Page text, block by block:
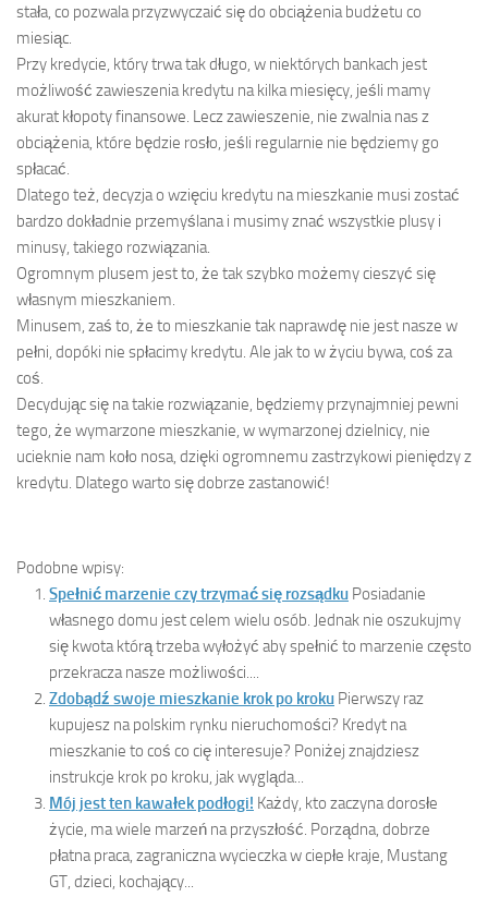
stała, co pozwala przyzwyczaić się do obciążenia budżetu co
miesiąc.
Przy kredycie, który trwa tak długo, w niektórych bankach jest
możliwość zawieszenia kredytu na kilka miesięcy, jeśli mamy
akurat kłopoty finansowe. Lecz zawieszenie, nie zwalnia nas z
obciążenia, które będzie rosło, jeśli regularnie nie będziemy go
spłacać.
Dlatego też, decyzja o wzięciu kredytu na mieszkanie musi zostać
bardzo dokładnie przemyślana i musimy znać wszystkie plusy i
minusy, takiego rozwiązania.
Ogromnym plusem jest to, że tak szybko możemy cieszyć się
własnym mieszkaniem.
Minusem, zaś to, że to mieszkanie tak naprawdę nie jest nasze w
pełni, dopóki nie spłacimy kredytu. Ale jak to w życiu bywa, coś za
coś.
Decydując się na takie rozwiązanie, będziemy przynajmniej pewni
tego, że wymarzone mieszkanie, w wymarzonej dzielnicy, nie
ucieknie nam koło nosa, dzięki ogromnemu zastrzykowi pieniędzy z
kredytu. Dlatego warto się dobrze zastanowić!
Podobne wpisy:
Spełnić marzenie czy trzymać się rozsądku Posiadanie
własnego domu jest celem wielu osób. Jednak nie oszukujmy
się kwota którą trzeba wyłożyć aby spełnić to marzenie często
przekracza nasze możliwości....
Zdobądź swoje mieszkanie krok po kroku Pierwszy raz
kupujesz na polskim rynku nieruchomości? Kredyt na
mieszkanie to coś co cię interesuje? Poniżej znajdziesz
instrukcje krok po kroku, jak wygląda...
Mój jest ten kawałek podłogi! Każdy, kto zaczyna dorosłe
życie, ma wiele marzeń na przyszłość. Porządna, dobrze
płatna praca, zagraniczna wycieczka w ciepłe kraje, Mustang
GT, dzieci, kochający...